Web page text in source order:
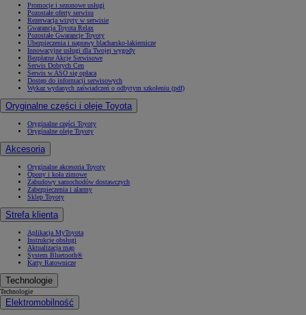
Promocje i sezonowe usługi
Pozostałe oferty serwisu
Rezerwacja wizyty w serwisie
Gwarancja Toyota Relax
Pozostałe Gwarancje Toyoty
Ubezpieczenia i naprawy blacharsko-lakiernicze
Innowacyjne usługi dla Twojej wygody
Bezpłatne Akcje Serwisowe
Serwis Dobrych Cen
Serwis w ASO się opłaca
Dostęp do informacji serwisowych
Wykaz wydanych zaświadczeń o odbytym szkoleniu (pdf)
Oryginalne części i oleje Toyota
Oryginalne części Toyoty
Oryginalne oleje Toyoty
Akcesoria
Oryginalne akcesoria Toyoty
Opony i koła zimowe
Zabudowy samochodów dostawczych
Zabezpieczenia i alarmy
Sklep Toyoty
Strefa klienta
Aplikacja MyToyota
Instrukcje obsługi
Aktualizacja map
System Bluetooth®
Karty Ratownicze
Technologie
Technologie
Elektromobilność